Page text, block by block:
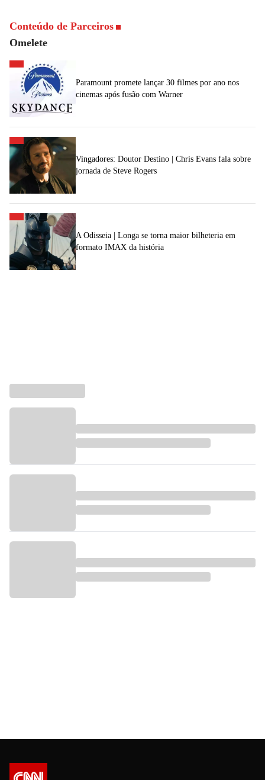
Conteúdo de Parceiros
Omelete
Paramount promete lançar 30 filmes por ano nos
cinemas após fusão com Warner
Vingadores: Doutor Destino | Chris Evans fala sobre
jornada de Steve Rogers
A Odisseia | Longa se torna maior bilheteria em
formato IMAX da história